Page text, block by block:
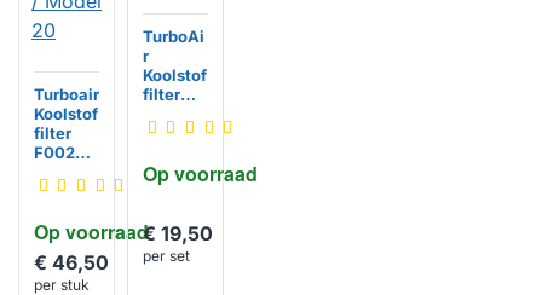
Op voorraad
Turboair
Koolstof
filter
F00262
Model
€ 46,50
per stuk
Op voorraad
TurboAi
r
Koolstof
filter
S
€ 19,50
per set